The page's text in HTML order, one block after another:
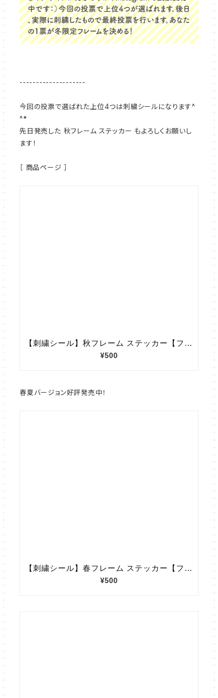
--------------------
今回の投票で選ばれた上位4つは刺繍シールになります^
^*
先日発売した 秋フレーム ステッカー もよろしくお願いし
ます！
［ 商品ページ ］
春夏バージョン好評発売中！